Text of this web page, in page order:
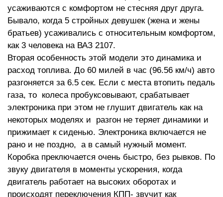
усаживаются с комфортом не стесняя друг друга.
Бывало, когда 5 стройных девушек (жена и жены
братьев) усаживались с относительным комфортом,
как 3 человека на ВАЗ 2107.
Вторая особенность этой модели это динамика и
расход топлива. До 60 милей в час (96.56 км/ч) авто
разгоняется за 6.5 сек. Если с места втопить педаль
газа, то колеса пробуксовывают, срабатывает
электроника при этом не глушит двигатель как на
некоторых моделях и разгон не теряет динамики и
прижимает к сиденью. Электроника включается не
рано и не поздно, а в самый нужный момент.
Коробка преключается очень быстро, без рывков. По
звуку двигателя в моменты ускорения, когда
двигатель работает на высоких оборотах и
происходят переключения КПП- звучит как